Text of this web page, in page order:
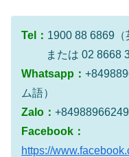
Tel： 1900 88 6869（
または 02 8668 3
Whatsapp：
ム語）
Zalo：
Facebook：
https://